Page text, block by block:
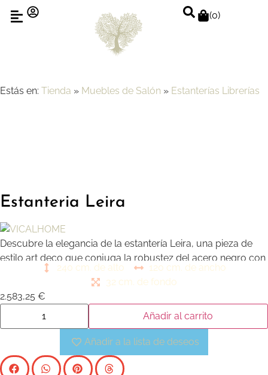
(0)
Estás en: Tienda » Muebles de Salón » Estanterías Librerías
Estanteria Leira
Descubre la elegancia de la estantería Leira, una pieza de
estilo art deco que conjuga la robustez del acero negro con
la calidez del roble en tono dorado. Ideal para añadir un
toque sofisticado y contemporáneo a cualquier estancia,
combinando funcionalidad y diseño.
240 cm. de alto
120 cm. de ancho
32 cm. de fondo
2.583,25 €
Añadir al carrito
Añadir a la lista de deseos